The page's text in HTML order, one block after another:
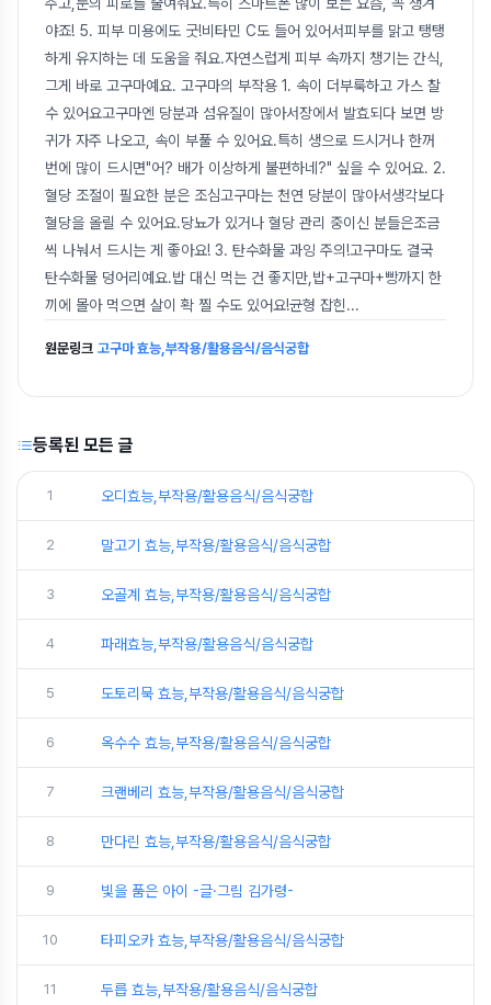
야죠! 5. 피부 미용에도 굿!비타민 C도 들어 있어서피부를 맑고 탱탱
하게 유지하는 데 도움을 줘요.자연스럽게 피부 속까지 챙기는 간식,
그게 바로 고구마예요. 고구마의 부작용 1. 속이 더부룩하고 가스 찰
수 있어요고구마엔 당분과 섬유질이 많아서장에서 발효되다 보면 방
귀가 자주 나오고, 속이 부풀 수 있어요.특히 생으로 드시거나 한꺼
번에 많이 드시면"어? 배가 이상하게 불편하네?" 싶을 수 있어요. 2.
혈당 조절이 필요한 분은 조심고구마는 천연 당분이 많아서생각보다
혈당을 올릴 수 있어요.당뇨가 있거나 혈당 관리 중이신 분들은조금
씩 나눠서 드시는 게 좋아요! 3. 탄수화물 과잉 주의!고구마도 결국
탄수화물 덩어리예요.밥 대신 먹는 건 좋지만,밥+고구마+빵까지 한
끼에 몰아 먹으면 살이 확 찔 수도 있어요!균형 잡힌...
원문링크 고구마 효능,부작용/활용음식/음식궁합
등록된 모든 글
1 오디효능,부작용/활용음식/음식궁합
2 말고기 효능,부작용/활용음식/음식궁합
3 오골계 효능,부작용/활용음식/음식궁합
4 파래효능,부작용/활용음식/음식궁합
5 도토리묵 효능,부작용/활용음식/음식궁합
6 옥수수 효능,부작용/활용음식/음식궁합
7 크랜베리 효능,부작용/활용음식/음식궁합
8 만다린 효능,부작용/활용음식/음식궁합
9 빛을 품은 아이 -글·그림 김가령-
10 타피오카 효능,부작용/활용음식/음식궁합
11 두릅 효능,부작용/활용음식/음식궁합